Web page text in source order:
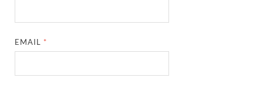
EMAIL *